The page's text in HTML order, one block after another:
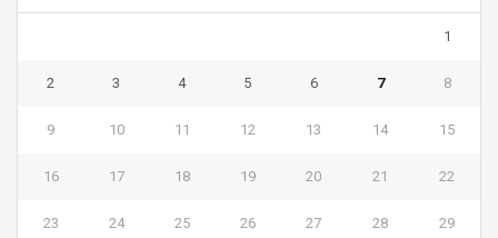
1
2 3 4 5 6 7 8
9 10 11 12 13 14 15
16 17 18 19 20 21 22
23 24 25 26 27 28 29